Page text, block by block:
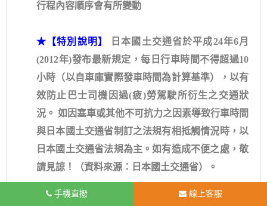
行程內容順序會有所變動
★【特別說明】
日本國土交通省於平成24年6月
(2012年)發布最新規定，每日行車時間不得超過10
小時（以自車庫實際發車時間為計算基準），以有
效防止巴士司機因過(疲)勞駕駛所衍生之交通狀
況。 如因塞車或其他不可抗力之因素導致行車時間
與日本國土交通省制訂之法規有相抵觸情況時，以
日本國土交通省法規為主。如有造成不便之處，敬
請見諒！（資料來源：日本國土交通省）。
手機直撥 線上客服